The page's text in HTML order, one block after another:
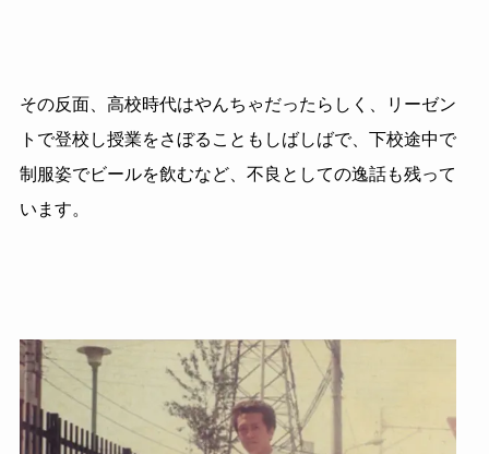
その反面、高校時代はやんちゃだったらしく、リーゼン
トで登校し授業をさぼることもしばしばで、下校途中で
制服姿でビールを飲むなど、不良としての逸話も残って
います。